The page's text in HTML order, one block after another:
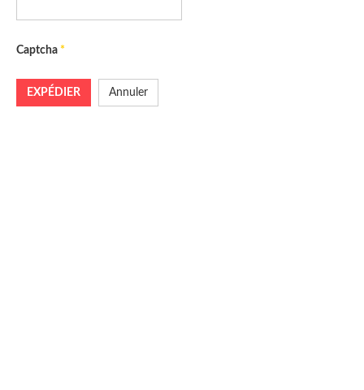
Captcha *
EXPÉDIER Annuler